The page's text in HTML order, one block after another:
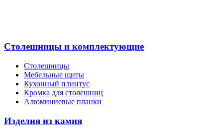
Столешницы и комплектующие
Столешницы
Мебельные щиты
Кухонный плинтус
Кромка для столешниц
Алюминиевые планки
Изделия из камня